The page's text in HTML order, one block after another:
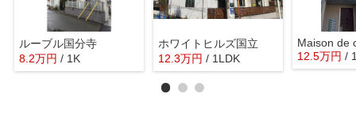
ルーブル国分寺
8.2万円 / 1K
ホワイトヒルズ国立
12.3万円 / 1LDK
Maison de
12.5万円 /